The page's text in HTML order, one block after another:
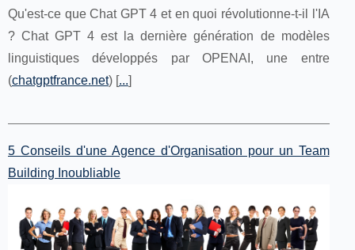
Qu'est-ce que Chat GPT 4 et en quoi révolutionne-t-il l'IA
? Chat GPT 4 est la dernière génération de modèles
linguistiques développés par OPENAI, une entre
(chatgptfrance.net) [...]
5 Conseils d'une Agence d'Organisation pour un Team
Building Inoubliable